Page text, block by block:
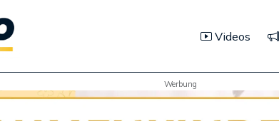
Videos
Werbung